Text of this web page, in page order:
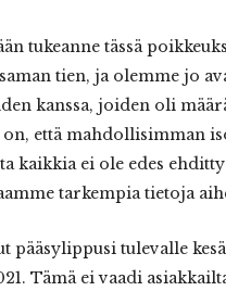
tukeanne tässä
tien, ja olemme jo
kanssa, joiden oli
että mahdollisimman
kaikkia ei ole edes
tarkempia tietoja
pääsylippusi tulevalle
Tämä ei vaadi